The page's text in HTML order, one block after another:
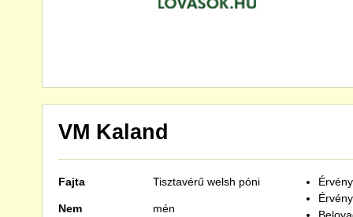
VM Kaland
Fajta Tisztavérű welsh póni
Nem mén